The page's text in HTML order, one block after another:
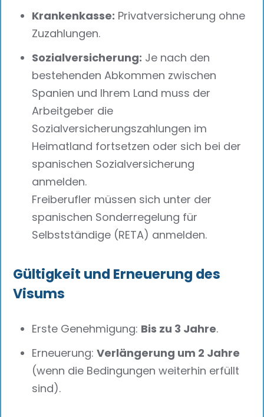
Krankenkasse: Privatversicherung ohne
Zuzahlungen.
Sozialversicherung: Je nach den
bestehenden Abkommen zwischen
Spanien und Ihrem Land muss der
Arbeitgeber die
Sozialversicherungszahlungen im
Heimatland fortsetzen oder sich bei der
spanischen Sozialversicherung
anmelden.
Freiberufler müssen sich unter der
spanischen Sonderregelung für
Selbstständige (RETA) anmelden.
Gültigkeit und Erneuerung des
Visums
Erste Genehmigung: Bis zu 3 Jahre.
Erneuerung:Verlängerung um 2 Jahre
(wenn die Bedingungen weiterhin erfüllt
sind).